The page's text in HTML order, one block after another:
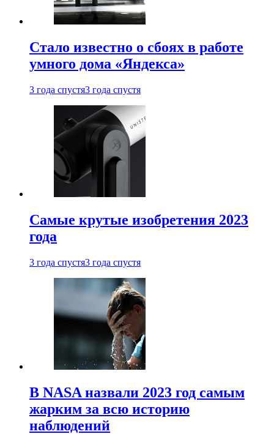
Стало известно о сбоях в работе
умного дома «Яндекса»
3 года спустя3 года спустя
Самые крутые изобретения 2023
года
3 года спустя3 года спустя
В NASA назвали 2023 год самым
жарким за всю историю
наблюдений